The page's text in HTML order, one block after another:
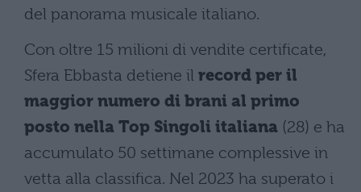
del panorama musicale italiano.
Con oltre 15 milioni di vendite certificate,
Sfera Ebbasta detiene il record per il
maggior numero di brani al primo
posto nella Top Singoli italiana (28) e ha
accumulato 50 settimane complessive in
vetta alla classifica. Nel 2023 ha superato i